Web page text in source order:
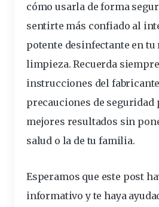
cómo usarla de forma
sentirte más confiado al
potente desinfectante en tu
limpieza. Recuerda
instrucciones del
precauciones de seguridad
mejores resultados sin
salud o la de tu familia.
Esperamos que este post
informativo y te haya